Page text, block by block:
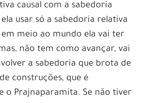
causal com a sabedoria
usar só a sabedoria relativa
em meio ao mundo ela vai ter
não tem como avançar, vai
a sabedoria que brota de
construções, que é
o Prajnaparamita. Se não tiver